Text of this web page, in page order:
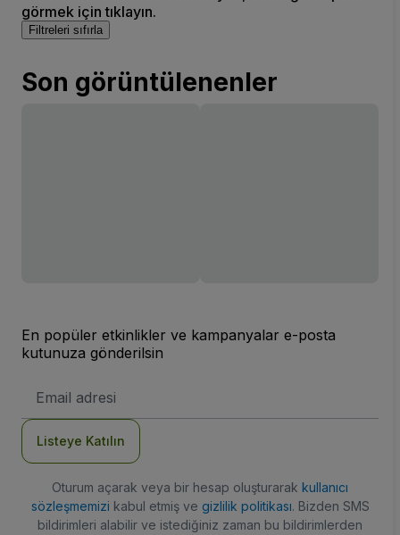
görmek için tıklayın.
Filtreleri sıfırla
Son görüntülenenler
En popüler etkinlikler ve kampanyalar e-posta
kutunuza gönderilsin
posta
Listeye Katılın
Oturum açarak veya bir hesap oluşturarak kullanıcı
sözleşmemizi kabul etmiş ve gizlilik politikası. Bizden SMS
bildirimleri alabilir ve istediğiniz zaman bu bildirimlerden